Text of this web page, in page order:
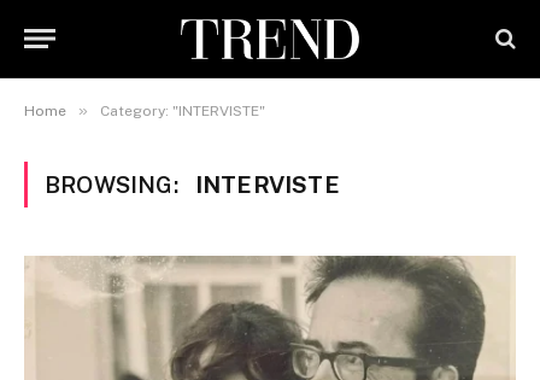
Home » Category: "INTERVISTE"
BROWSING: INTERVISTE